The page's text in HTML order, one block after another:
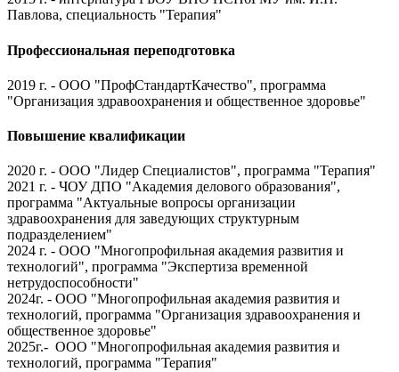
Павлова, специальность "Терапия"
Профессиональная переподготовка
2019 г. - ООО "ПрофСтандартКачество", программа
"Организация здравоохранения и общественное здоровье"
Повышение квалификации
2020 г. - ООО "Лидер Специалистов", программа "Терапия"
2021 г. - ЧОУ ДПО "Академия делового образования",
программа "Актуальные вопросы организации
здравоохранения для заведующих структурным
подразделением"
2024 г. - ООО "Многопрофильная академия развития и
технологий", программа "Экспертиза временной
нетрудоспособности"
2024г. - ООО "Многопрофильная академия развития и
технологий, программа "Организация здравоохранения и
общественное здоровье"
2025г.- ООО "Многопрофильная академия развития и
технологий, программа "Терапия"